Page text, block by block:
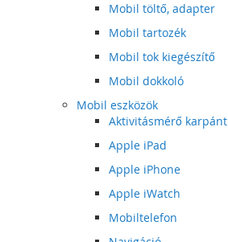
Mobil töltő, adapter
Mobil tartozék
Mobil tok kiegészítő
Mobil dokkoló
Mobil eszközök
Aktivitásmérő karpánt
Apple iPad
Apple iPhone
Apple iWatch
Mobiltelefon